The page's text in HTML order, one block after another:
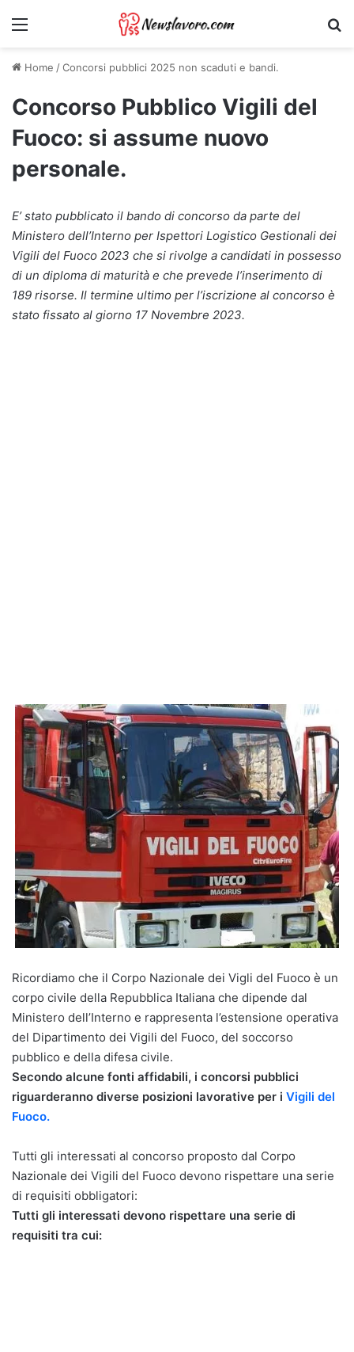
Menu
Home /Concorsi pubblici 2025 non scaduti e bandi.
Concorso Pubblico Vigili del
Fuoco: si assume nuovo
personale.
E’ stato pubblicato il bando di concorso da parte del
Ministero dell’Interno per Ispettori Logistico Gestionali dei
Vigili del Fuoco 2023 che si rivolge a candidati in possesso
di un diploma di maturità e che prevede l’inserimento di
189 risorse. Il termine ultimo per l’iscrizione al concorso è
stato fissato al giorno 17 Novembre 2023.
Ricordiamo che il Corpo Nazionale dei Vigli del Fuoco è un
corpo civile della Repubblica Italiana che dipende dal
Ministero dell’Interno e rappresenta l’estensione operativa
del Dipartimento dei Vigili del Fuoco, del soccorso
pubblico e della difesa civile.
Secondo alcune fonti affidabili, i concorsi pubblici
riguarderanno diverse posizioni lavorative per i Vigili del
Fuoco.
Tutti gli interessati al concorso proposto dal Corpo
Nazionale dei Vigili del Fuoco devono rispettare una serie
di requisiti obbligatori:
Tutti gli interessati devono rispettare una serie di
requisiti tra cui: